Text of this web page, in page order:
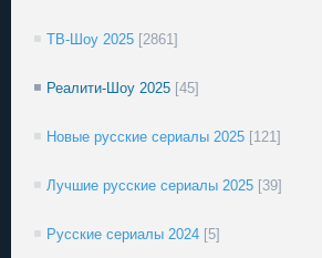
ТВ-Шоу 2025 [2861]
Реалити-Шоу 2025 [45]
Новые русские сериалы 2025 [121]
Лучшие русские сериалы 2025 [39]
Русские сериалы 2024 [5]